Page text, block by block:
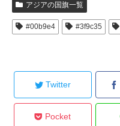
アジアの国旗一覧
#00b9e4 #3f9c35
Twitter
Pocket